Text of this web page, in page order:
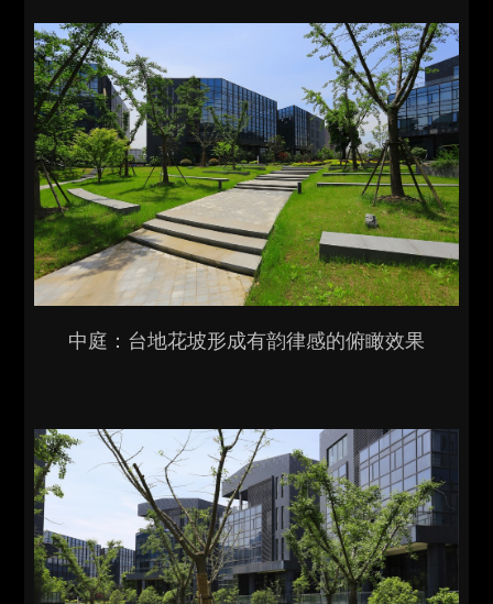
中庭：台地花坡形成有韵律感的俯瞰效果